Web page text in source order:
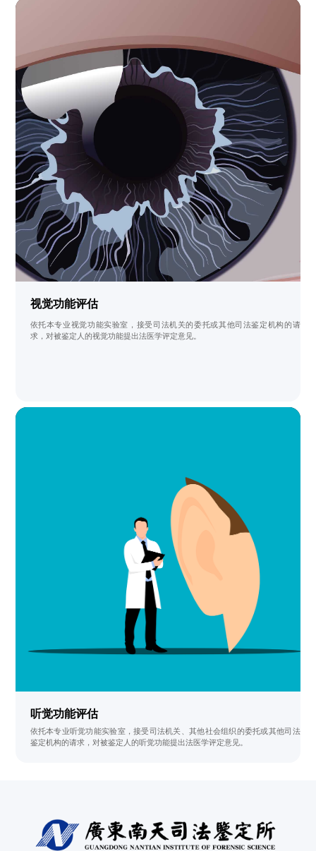
视觉功能评估
依托本专业视觉功能实验室，接受司法机关的委托或其他司法鉴定机构的请
求，对被鉴定人的视觉功能提出法医学评定意见。
听觉功能评估
依托本专业听觉功能实验室，接受司法机关、其他社会组织的委托或其他司法
鉴定机构的请求，对被鉴定人的听觉功能提出法医学评定意见。